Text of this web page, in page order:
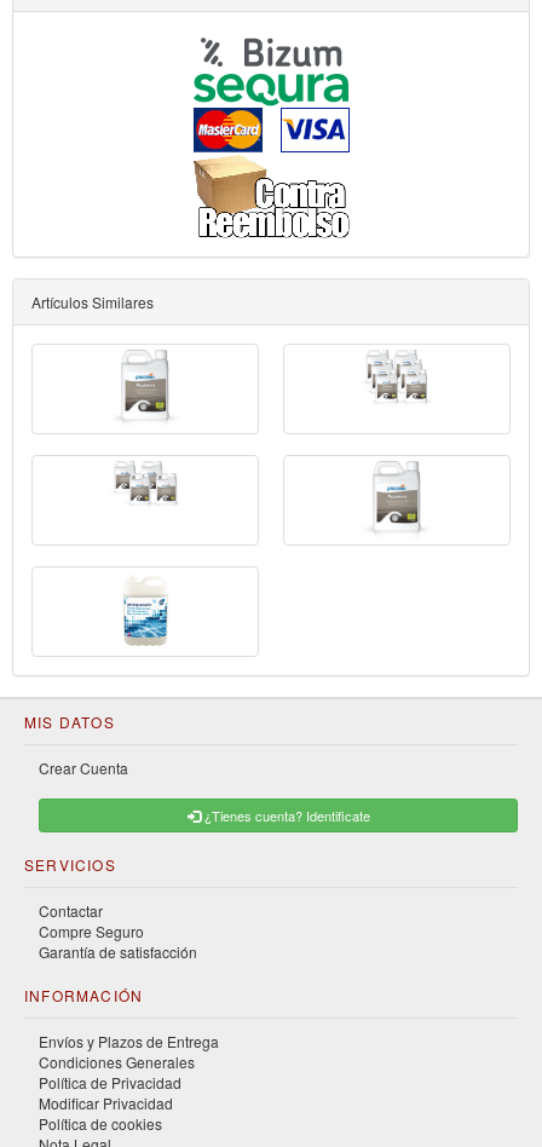
Artículos Similares
MIS DATOS
Crear Cuenta
¿Tienes cuenta? Identificate
SERVICIOS
Contactar
Compre Seguro
Garantía de satisfacción
INFORMACIÓN
Envíos y Plazos de Entrega
Condiciones Generales
Política de Privacidad
Modificar Privacidad
Política de cookies